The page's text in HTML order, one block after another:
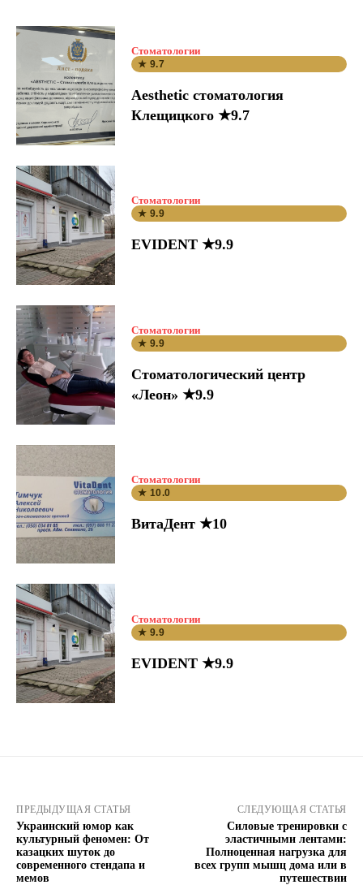
Стоматологии
★ 9.7
Aesthetic стоматология
Клещицкого ★9.7
Стоматологии
★ 9.9
EVIDENT ★9.9
Стоматологии
★ 9.9
Стоматологический центр
«Леон» ★9.9
Стоматологии
★ 10.0
ВитаДент ★10
Стоматологии
★ 9.9
EVIDENT ★9.9
ПРЕДЫДУЩАЯ СТАТЬЯ
Украинский юмор как
культурный феномен: От
казацких шуток до
современного стендапа и
мемов
СЛЕДУЮЩАЯ СТАТЬЯ
Силовые тренировки с
эластичными лентами:
Полноценная нагрузка для
всех групп мышц дома или в
путешествии